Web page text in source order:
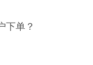
下单？